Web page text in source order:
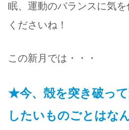
眠、運動のバランスに気
くださいね！
この新月では・・・
★今、殻を突き破っ
したいものごとはな